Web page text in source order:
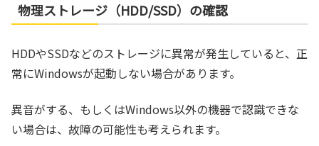
物理ストレージ（HDD/SSD）の確認
HDDやSSDなどのストレージに異常が発生していると、正
常にWindowsが起動しない場合があります。
異音がする、もしくはWindows以外の機器で認識できな
い場合は、故障の可能性も考えられます。